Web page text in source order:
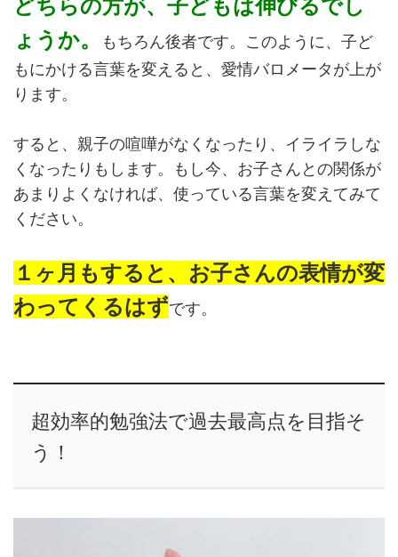
どちらの方が、子どもは伸びるでし
ょうか。
もちろん後者です。このように、子ど
もにかける言葉を変えると、愛情バロメータが上が
ります。
すると、親子の喧嘩がなくなったり、イライラしな
くなったりもします。もし今、お子さんとの関係が
あまりよくなければ、使っている言葉を変えてみて
ください。
１ヶ月もすると、お子さんの表情が変
わってくるはずです。
超効率的勉強法で過去最高点を目指そ
う！